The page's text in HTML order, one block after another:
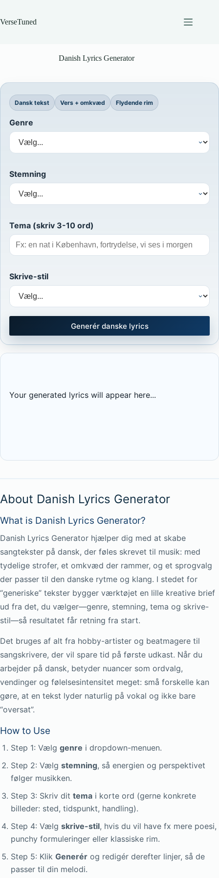
content
VerseTuned
Danish Lyrics Generator
Dansk tekst Vers + omkvæd Flydende rim
Genre
Stemning
Tema (skriv 3-10 ord)
Skrive-stil
Generér danske lyrics
Your generated lyrics will appear here...
About Danish Lyrics Generator
What is Danish Lyrics Generator?
Danish Lyrics Generator hjælper dig med at skabe
sangtekster på dansk, der føles skrevet til musik: med
tydelige strofer, et omkvæd der rammer, og et sprogvalg
der passer til den danske rytme og klang. I stedet for
“generiske” tekster bygger værktøjet en lille kreative brief
ud fra det, du vælger—genre, stemning, tema og skrive-
stil—så resultatet får retning fra start.
Det bruges af alt fra hobby-artister og beatmagere til
sangskrivere, der vil spare tid på første udkast. Når du
arbejder på dansk, betyder nuancer som ordvalg,
vendinger og følelsesintensitet meget: små forskelle kan
gøre, at en tekst lyder naturlig på vokal og ikke bare
“oversat”.
How to Use
Step 1: Vælg genre i dropdown-menuen.
Step 2: Vælg stemning, så energien og perspektivet
følger musikken.
Step 3: Skriv dit tema i korte ord (gerne konkrete
billeder: sted, tidspunkt, handling).
Step 4: Vælg skrive-stil, hvis du vil have fx mere poesi,
punchy formuleringer eller klassiske rim.
Step 5: Klik Generér og redigér derefter linjer, så de
passer til din melodi.